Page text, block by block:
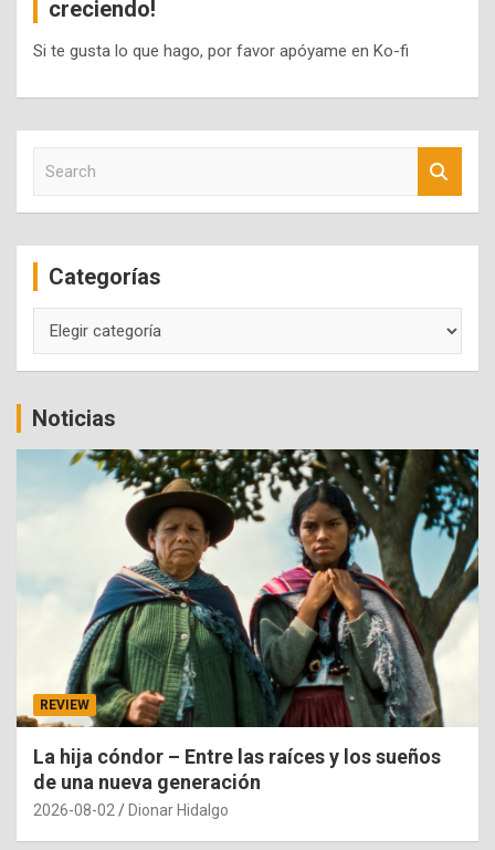
creciendo!
Si te gusta lo que hago, por favor apóyame en Ko-fi
c
Categorías
Noticias
REVIEW
La hija cóndor – Entre las raíces y los sueños
de una nueva generación
2026-08-02 Dionar Hidalgo